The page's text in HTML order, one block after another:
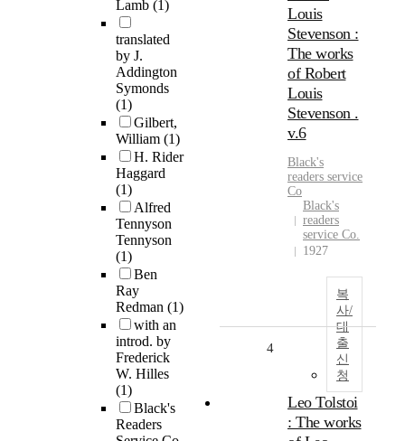
Lamb (1)
translated
by J.
Addington
Symonds
(1)
Gilbert,
William (1)
H. Rider
Haggard
(1)
Alfred
Tennyson
Tennyson
(1)
Ben
Ray
Redman (1)
with an
introd. by
Frederick
W. Hilles
(1)
Black's
Readers
Louis
Stevenson :
The works
of Robert
Louis
Stevenson .
v.6
Black's
readers service
Co
Black's
readers
service Co.
1927
복
사/
대
출
신
청
4
Leo Tolstoi
: The works